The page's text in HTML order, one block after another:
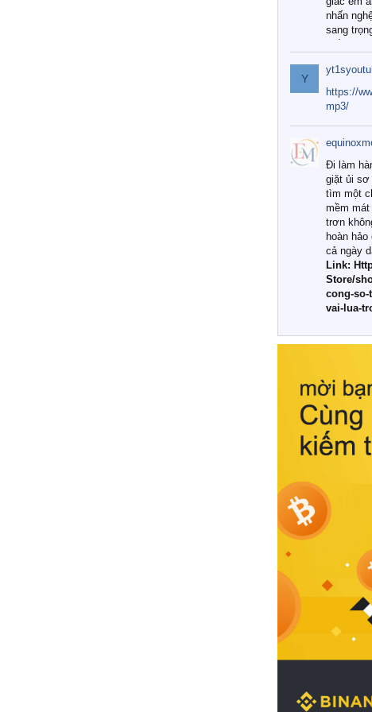
nhấn
sang
Tuy
với vô
như hiện
được
cấp thực
khí hậu
đình?
giải đáp
1. Tại
chuộng
Khác với
thường,
cao cấp
nghiêm
liệu tự
nhuộm
này, bạn
hồi
cột sống.
Bên cạnh
sản
tế còn
khuẩn
thời tiết
thêm các
động của
phòng
người tại
Link) để
2. Các
chăn ga
ngủ
Để sở
cao cấp
công
nhắc kỹ
Y
https://
mp3/
Đi làm
giặt ủi sơ
tìm một
mềm
trơn
hoàn
cả ngày
Link:
Store/
cong-so-
vai-lua-